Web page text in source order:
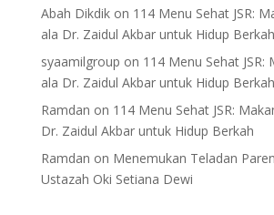
Abah Dikdikon 114 Menu Sehat JSR:
ala Dr. Zaidul Akbar untuk Hidup Berkah
syaamilgroup on 114 Menu Sehat JSR:
ala Dr. Zaidul Akbar untuk Hidup Berkah
Ramdan on 114 Menu Sehat JSR:
Dr. Zaidul Akbar untuk Hidup Berkah
Ramdan on Menemukan Teladan
Ustazah Oki Setiana Dewi